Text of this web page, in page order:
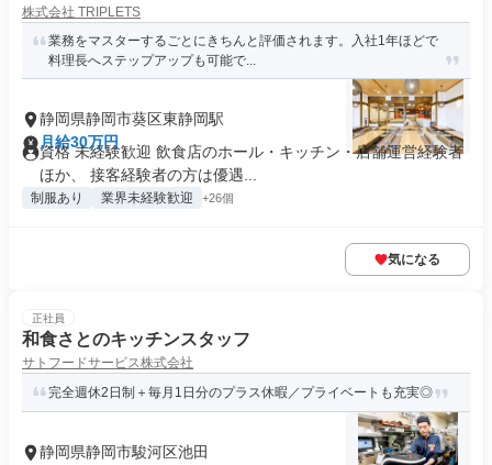
株式会社 TRIPLETS
業務をマスターするごとにきちんと評価されます。入社1年ほどで
料理長へステップアップも可能で...
静岡県静岡市葵区東静岡駅
月給30万円
資格 未経験歓迎 飲食店のホール・キッチン・店舗運営経験者
ほか、 接客経験者の方は優遇...
制服あり 業界未経験歓迎 +26個
気になる
正社員
和食さとのキッチンスタッフ
サトフードサービス株式会社
完全週休2日制＋毎月1日分のプラス休暇／プライベートも充実◎
静岡県静岡市駿河区池田